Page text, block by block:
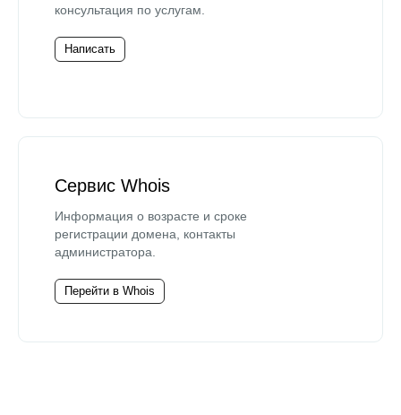
консультация по услугам.
Написать
Сервис Whois
Информация о возрасте и сроке
регистрации домена, контакты
администратора.
Перейти в Whois